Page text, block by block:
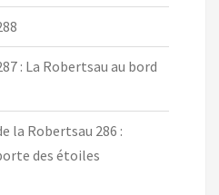
: La Robertsau au bord
la Robertsau 286 :
des étoiles